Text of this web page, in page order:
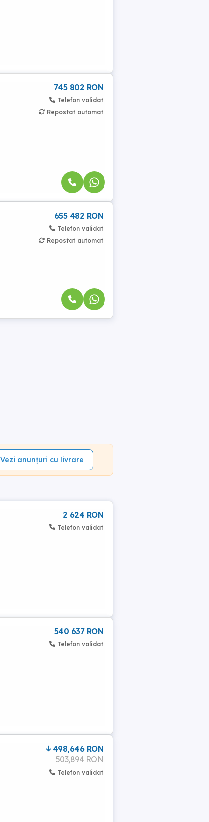
745 802 RON
Telefon validat
Repostat automat
655 482 RON
Telefon validat
Repostat automat
Vezi anunțuri cu livrare
2 624 RON
Telefon validat
540 637 RON
Telefon validat
498,646 RON
503,894 RON
Telefon validat